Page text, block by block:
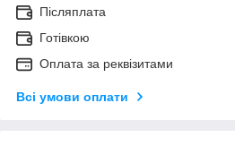
Післяплата
Готівкою
Оплата за реквізитами
Всі умови оплати